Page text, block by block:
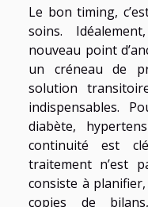
Le bon timing,
soins.
nouveau point
un créneau de
solution
indispensables.
diabète,
continuité est
traitement n’est
consiste à
copies de